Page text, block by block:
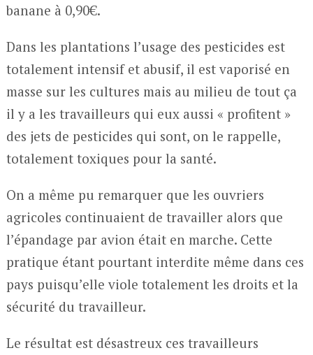
banane à 0,90€.
Dans les plantations l’usage des pesticides est
totalement intensif et abusif, il est vaporisé en
masse sur les cultures mais au milieu de tout ça
il y a les travailleurs qui eux aussi « profitent »
des jets de pesticides qui sont, on le rappelle,
totalement toxiques pour la santé.
On a même pu remarquer que les ouvriers
agricoles continuaient de travailler alors que
l’épandage par avion était en marche. Cette
pratique étant pourtant interdite même dans ces
pays puisqu’elle viole totalement les droits et la
sécurité du travailleur.
Le résultat est désastreux ces travailleurs